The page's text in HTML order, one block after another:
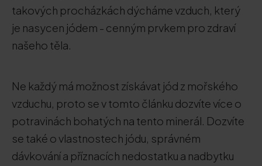
takových procházkách dýcháme vzduch, který
je nasycen jódem - cenným prvkem pro zdraví
našeho těla.
Ne každý má možnost získávat jód z mořského
vzduchu, proto se v tomto článku dozvíte více o
potravinách bohatých na tento minerál. Dozvíte
se také o vlastnostech jódu, správném
dávkování a příznacích nedostatku a nadbytku